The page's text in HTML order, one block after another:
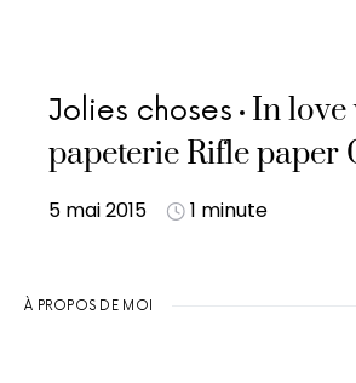
Jolies choses
In love
papeterie Rifle paper
5 mai 2015 1 minute
À PROPOS DE MOI